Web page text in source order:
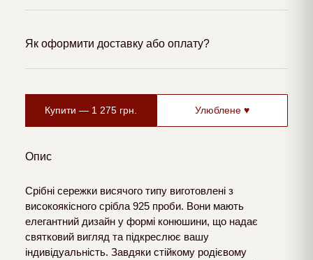
Як оформити доставку або оплату?
Купити — 1 275 грн. Улюблене ♥
Опис
Срібні сережки висячого типу виготовлені з
високоякісного срібла 925 проби. Вони мають
елегантний дизайн у формі конюшини, що надає
святковий вигляд та підкреслює вашу
індивідуальність. Завдяки стійкому родієвому